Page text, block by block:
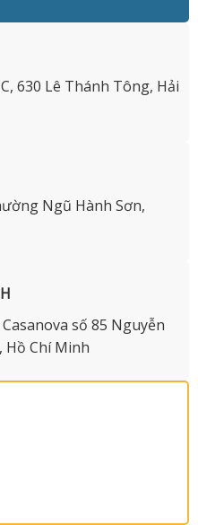
630 Lê Thánh Tông, Hải
Ngũ Hành Sơn,
số 85 Nguyễn
Hồ Chí Minh